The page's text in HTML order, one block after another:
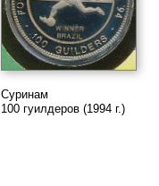
Суринам
100 гуилдеров (1994 г.)